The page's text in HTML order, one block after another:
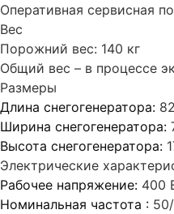
Оперативная сервисная
Вес
Порожний вес: 140 кг
Общий вес – в процессе
Размеры
Длина снегогенератора:
Ширина снегогенератора:
Высота снегогенератора:
Электрические
Рабочее напряжение: 400
Номинальная частота :